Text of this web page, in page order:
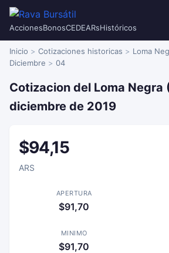
AccionesBonosCEDEARsHistóricos
Inicio Cotizaciones historicas Loma
Diciembre
04
Cotizacion del Loma Negra
diciembre de 2019
$94,15
ARS
APERTURA
$91,70
MINIMO
$91,70